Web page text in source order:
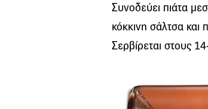
Συνοδεύει πιάτα
κόκκινη σάλτσα και
Σερβίρεται στους